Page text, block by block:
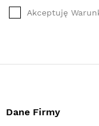
Akceptuję
Dane Firmy